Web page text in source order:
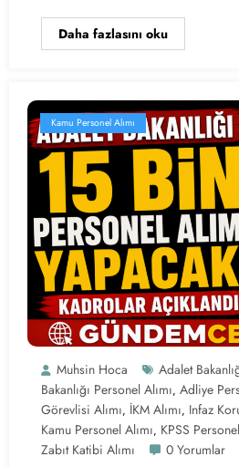
Daha fazlasını oku
Kamu Personel Alımı
Muhsin Hoca Adalet
Bakanlığı Personel Alımı, Adliye
Görevlisi Alımı, İKM Alımı, Infaz
Kamu Personel Alımı, KPSS
Zabıt Katibi Alımı 0 Yorumlar